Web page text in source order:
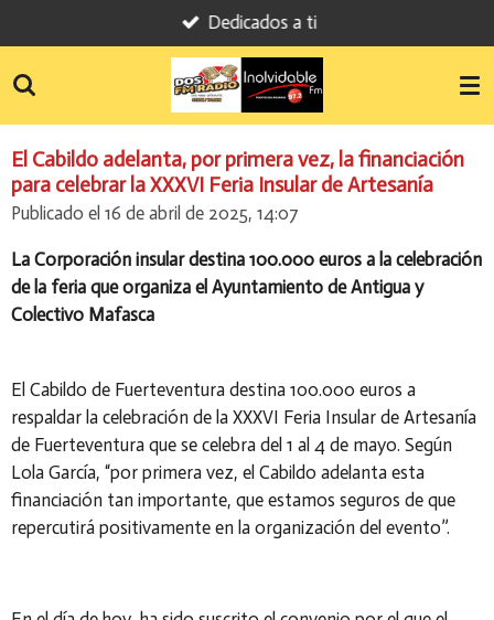
al
contenido
Dedicados a ti
El Cabildo adelanta, por primera vez, la financiación
para celebrar la XXXVI Feria Insular de Artesanía
Publicado el 16 de abril de 2025, 14:07
La Corporación insular destina 100.000 euros a la celebración
de la feria que organiza el Ayuntamiento de Antigua y
Colectivo Mafasca
El Cabildo de Fuerteventura destina 100.000 euros a
respaldar la celebración de la XXXVI Feria Insular de Artesanía
de Fuerteventura que se celebra del 1 al 4 de mayo. Según
Lola García, “por primera vez, el Cabildo adelanta esta
financiación tan importante, que estamos seguros de que
repercutirá positivamente en la organización del evento”.